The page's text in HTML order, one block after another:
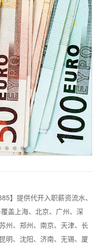
】提供代开入职薪资流水、
盖上海、北京、广州、深
州、郑州、南京、天津、长
明、沈阳、济南、无锡、厦